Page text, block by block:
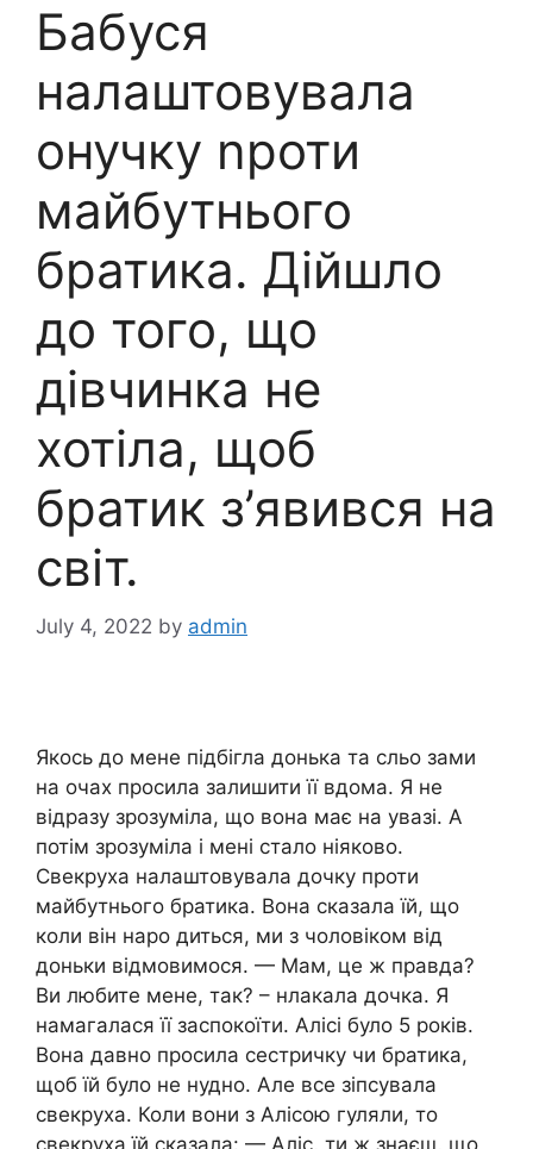
Бабуся
налаштовувала
онучку nроти
майбутнього
братика. Дійшло
до того, що
дівчинка не
хотіла, щоб
братик з’явився на
світ.
July 4, 2022 by admin
Якось до мене підбігла донька та сльо зами
на очах просила залишити її вдома. Я не
відразу зрозуміла, що вона має на увазі. А
потім зрозуміла і мені стало ніяково.
Свекруха налаштовувала дочку проти
майбутнього братика. Вона сказала їй, що
коли він наро диться, ми з чоловіком від
доньки відмовимося. — Мам, це ж правда?
Ви любите мене, так? – нлакала дочка. Я
намагалася її заспокоїти. Алісі було 5 років.
Вона давно просила сестричку чи братика,
щоб їй було не нудно. Але все зіпсувала
свекруха. Коли вони з Алісою гуляли, то
свекруха їй сказала: — Аліс, ти ж знаєш, що